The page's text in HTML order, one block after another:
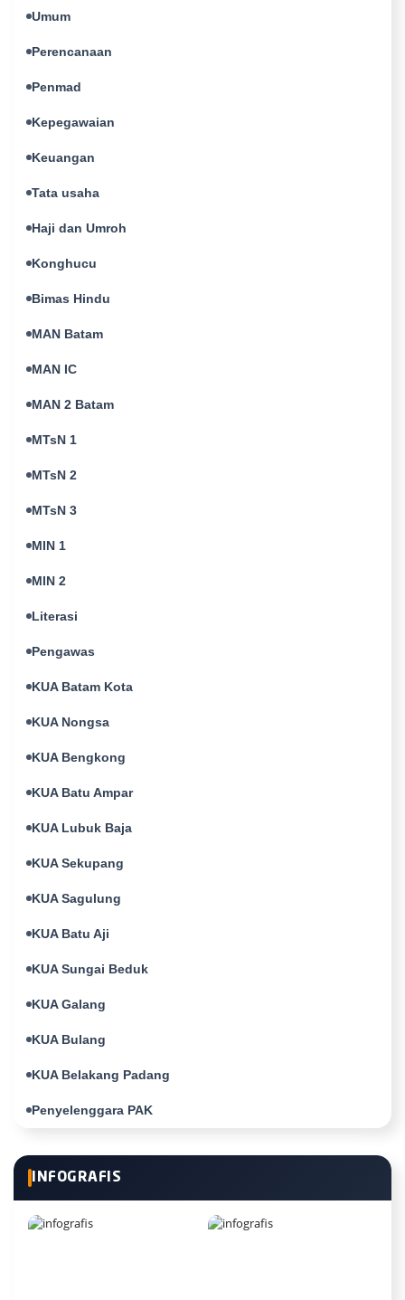
Umum
Perencanaan
Penmad
Kepegawaian
Keuangan
Tata usaha
Haji dan Umroh
Konghucu
Bimas Hindu
MAN Batam
MAN IC
MAN 2 Batam
MTsN 1
MTsN 2
MTsN 3
MIN 1
MIN 2
Literasi
Pengawas
KUA Batam Kota
KUA Nongsa
KUA Bengkong
KUA Batu Ampar
KUA Lubuk Baja
KUA Sekupang
KUA Sagulung
KUA Batu Aji
KUA Sungai Beduk
KUA Galang
KUA Bulang
KUA Belakang Padang
Penyelenggara PAK
INFOGRAFIS